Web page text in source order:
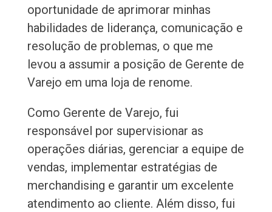
oportunidade de aprimorar minhas
habilidades de liderança, comunicação e
resolução de problemas, o que me
levou a assumir a posição de Gerente de
Varejo em uma loja de renome.
Como Gerente de Varejo, fui
responsável por supervisionar as
operações diárias, gerenciar a equipe de
vendas, implementar estratégias de
merchandising e garantir um excelente
atendimento ao cliente. Além disso, fui